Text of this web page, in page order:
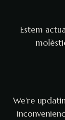
Estem
We're